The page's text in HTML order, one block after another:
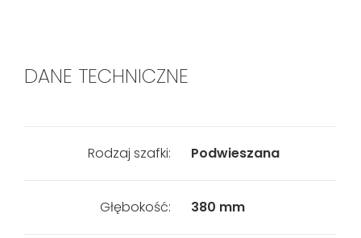
DANE TECHNICZNE
Rodzaj szafki: Podwieszana
Głębokość: 380 mm